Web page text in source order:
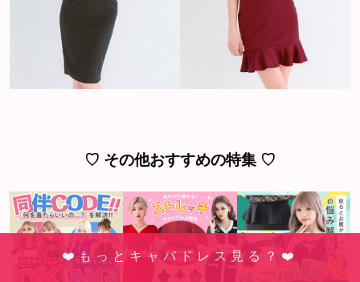
❤️もっとキャバドレス見る？❤️
♡ その他おすすめの特集 ♡